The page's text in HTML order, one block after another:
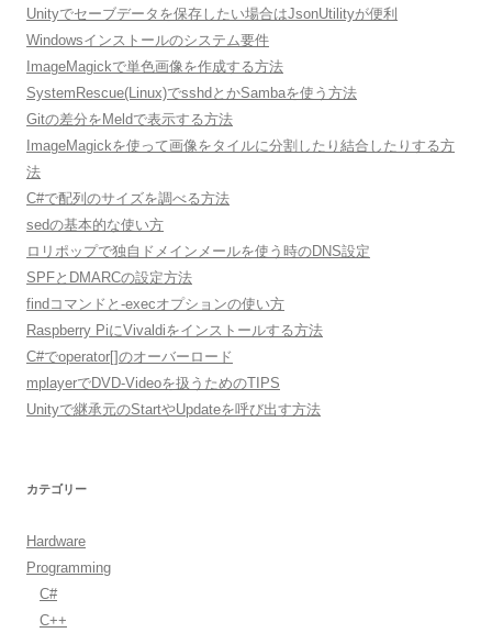
Unityでセーブデータを保存したい場合はJsonUtilityが便利
Windowsインストールのシステム要件
ImageMagickで単色画像を作成する方法
SystemRescue(Linux)でsshdとかSambaを使う方法
Gitの差分をMeldで表示する方法
ImageMagickを使って画像をタイルに分割したり結合したりする方
法
C#で配列のサイズを調べる方法
sedの基本的な使い方
ロリポップで独自ドメインメールを使う時のDNS設定
SPFとDMARCの設定方法
findコマンドと-execオプションの使い方
Raspberry PiにVivaldiをインストールする方法
C#でoperator[]のオーバーロード
mplayerでDVD-Videoを扱うためのTIPS
Unityで継承元のStartやUpdateを呼び出す方法
カテゴリー
Hardware
Programming
C#
C++